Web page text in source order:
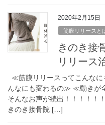
2020年2月15日
筋膜リリースと
きのき接
リリース
≪筋膜リリースってこんな
んなにも変わるの≫ ≪動きが
そんなお声が続出！！！！！
きのき接骨院 […]